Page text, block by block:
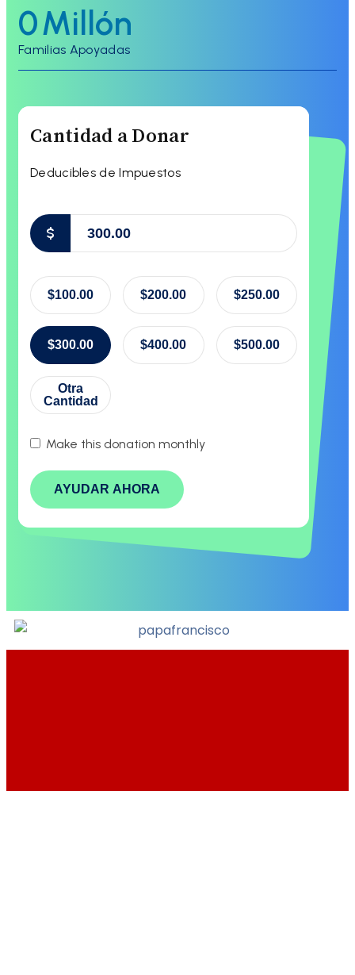
0Millón
Familias Apoyadas
Cantidad a Donar
Deducibles de Impuestos
$
$100.00 $200.00 $250.00
$300.00 $400.00 $500.00
Otra
Cantidad
Make this donation monthly
AYUDAR AHORA